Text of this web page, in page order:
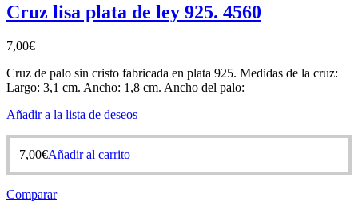
Cruz lisa plata de ley 925. 4560
7,00€
Cruz de palo sin cristo fabricada en plata 925. Medidas de la cruz:
Largo: 3,1 cm. Ancho: 1,8 cm. Ancho del palo:
Añadir a la lista de deseos
7,00€Añadir al carrito
Comparar